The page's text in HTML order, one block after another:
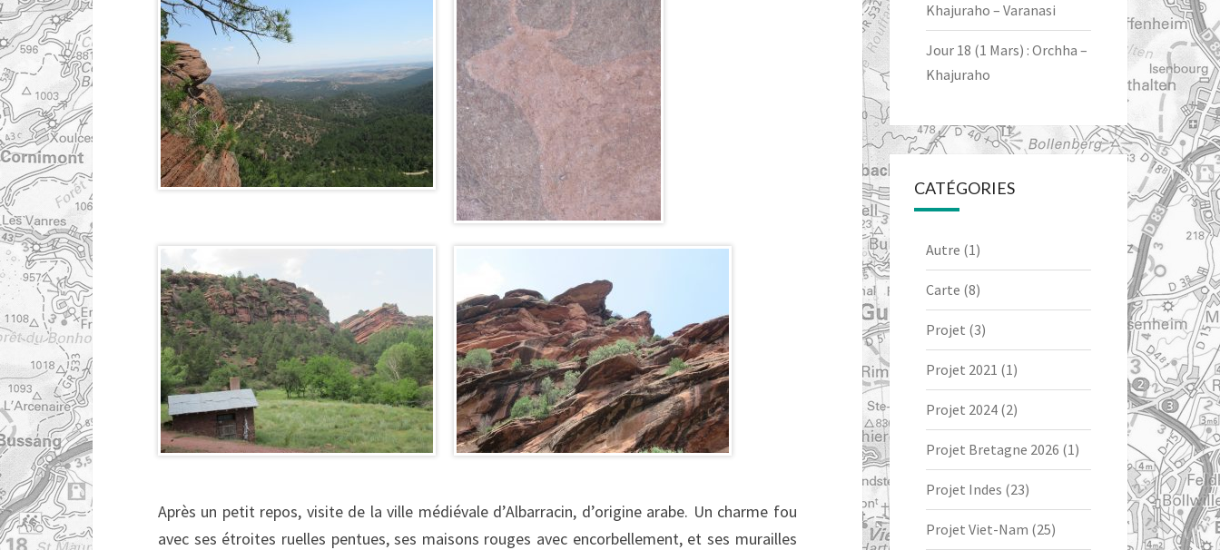
Après un petit repos, visite de la ville médiévale d’Albarracin, d’origine arabe. Un charme fou
avec ses étroites ruelles pentues, ses maisons rouges avec encorbellement, et ses murailles
Khajuraho – Varanasi
Jour 18 (1 Mars) : Orchha –
Khajuraho
CATÉGORIES
Autre (1)
Carte (8)
Projet (3)
Projet 2021 (1)
Projet 2024(2)
Projet Bretagne 2026 (1)
Projet Indes (23)
Projet Viet-Nam (25)